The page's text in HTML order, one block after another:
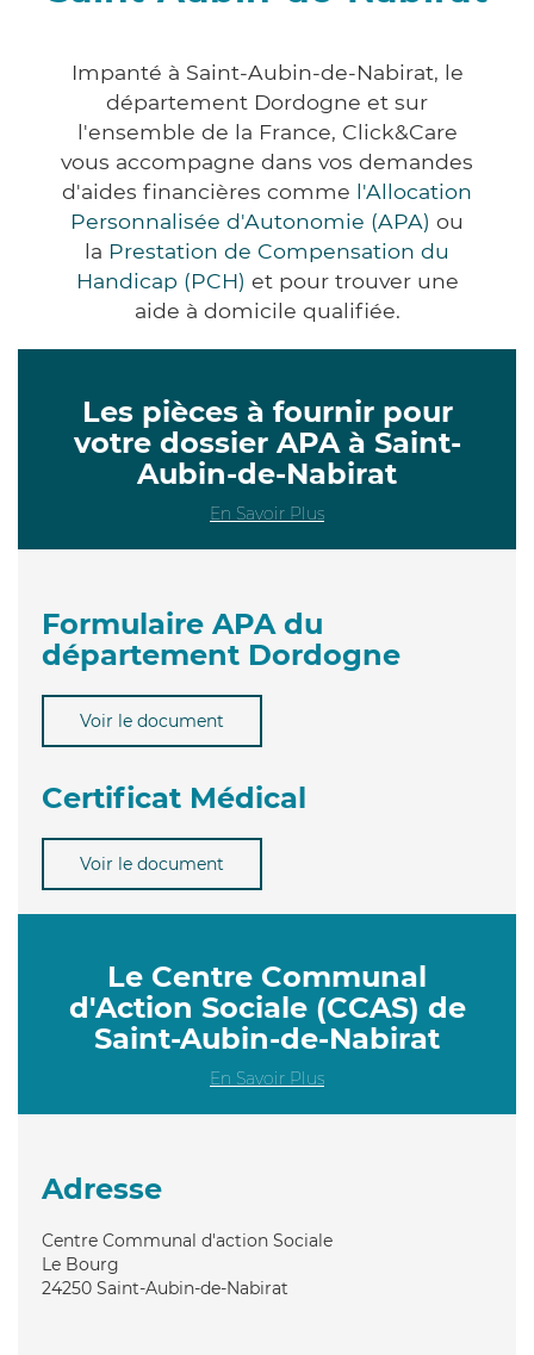
Impanté à Saint-Aubin-de-Nabirat, le
département Dordogne et sur
l'ensemble de la France, Click&Care
vous accompagne dans vos demandes
d'aides financières comme l'Allocation
Personnalisée d'Autonomie (APA) ou
la Prestation de Compensation du
Handicap (PCH) et pour trouver une
aide à domicile qualifiée.
Les pièces à fournir pour
votre dossier APA à Saint-
Aubin-de-Nabirat
En Savoir Plus
Formulaire APA du
département Dordogne
Voir le document
Certificat Médical
Voir le document
Le Centre Communal
d'Action Sociale (CCAS) de
Saint-Aubin-de-Nabirat
En Savoir Plus
Adresse
Centre Communal d'action Sociale
Le Bourg
24250 Saint-Aubin-de-Nabirat